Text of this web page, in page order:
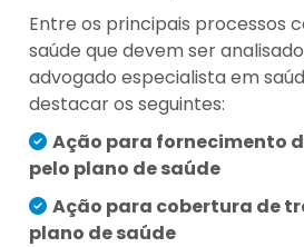
Entre os principais processos
saúde que devem ser
advogado especialista em
destacar os seguintes:
Ação para fornecimento
pelo plano de saúde
Ação para cobertura de
plano de saúde